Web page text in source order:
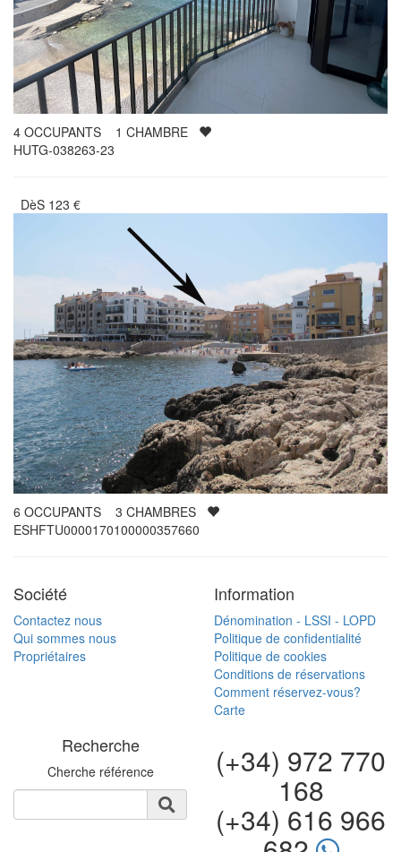
4 OCCUPANTS 1 CHAMBRE
HUTG-038263-23
DèS 123 €
6 OCCUPANTS 3 CHAMBRES
ESHFTU0000170100000357660
Société
Contactez nous
Qui sommes nous
Propriétaires
Information
Dénomination - LSSI - LOPD
Politique de confidentialité
Politique de cookies
Conditions de réservations
Comment réservez-vous?
Carte
Recherche
Cherche référence (+34) 972 770
168
(+34) 616 966